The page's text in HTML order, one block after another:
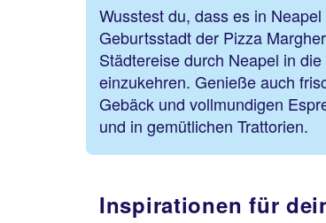
Wusstest du, dass es in
Geburtsstadt der Pizza
Städtereise durch Neapel in
einzukehren. Genieße auch
Gebäck und vollmundigen
und in gemütlichen Trattorien.
Inspirationen für